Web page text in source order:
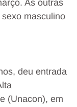
As outras
masculino
deu entrada
(Unacon), em